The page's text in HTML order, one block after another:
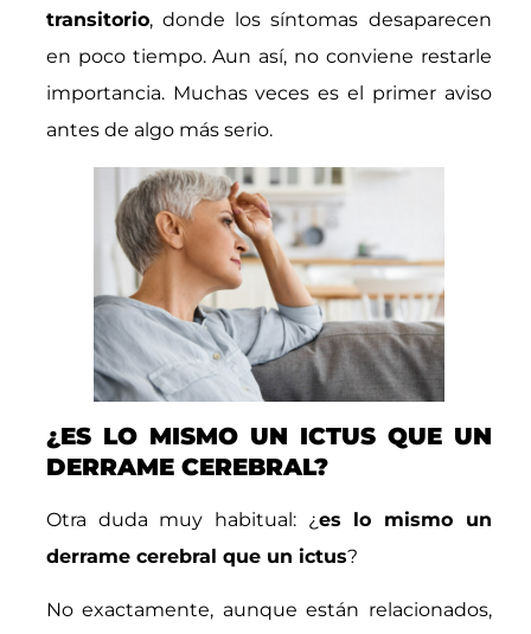
transitorio, donde los síntomas desaparecen
en poco tiempo. Aun así, no conviene restarle
importancia. Muchas veces es el primer aviso
antes de algo más serio.
¿ES LO MISMO UN ICTUS QUE UN
DERRAME CEREBRAL?
Otra duda muy habitual: ¿es lo mismo un
derrame cerebral que un ictus?
No exactamente, aunque están relacionados,